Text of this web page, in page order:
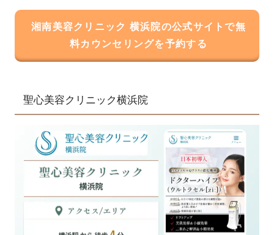
湘南美容クリニック 横浜院の公式サイトで無
料カウンセリングを予約する
聖心美容クリニック横浜院